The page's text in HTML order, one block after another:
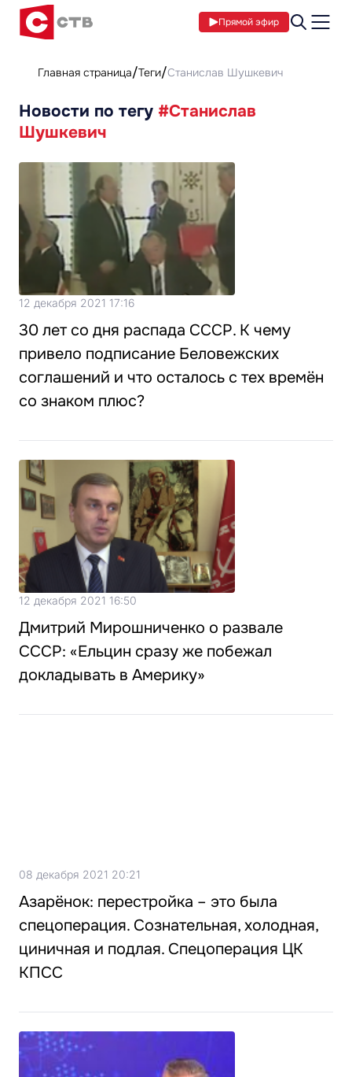
Прямой эфир
Главная страница Теги Станислав Шушкевич
Новости по тегу #Станислав
Шушкевич
12 декабря 2021 17:16
30 лет со дня распада СССР. К чему
привело подписание Беловежских
соглашений и что осталось с тех времён
со знаком плюс?
12 декабря 2021 16:50
Дмитрий Мирошниченко о развале
СССР: «Ельцин сразу же побежал
докладывать в Америку»
08 декабря 2021 20:21
Азарёнок: перестройка – это была
спецоперация. Сознательная, холодная,
циничная и подлая. Спецоперация ЦК
КПСС